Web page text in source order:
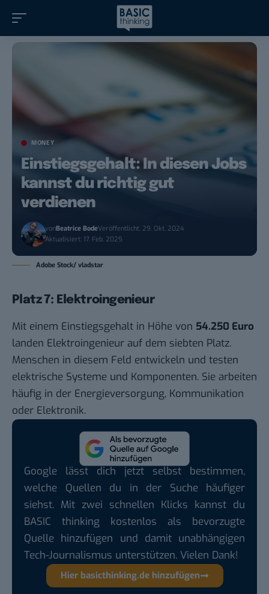
MONEY
Einstiegsgehalt: In diesen Jobs
kannst du richtig gut
verdienen
vonBeatrice BodeVeröffentlicht: 29. Okt. 2024
Aktualisiert: 17. Feb. 2025
Adobe Stock/ vladstar
Platz 7: Elektroingenieur
Mit einem Einstiegsgehalt in Höhe von 54.250 Euro
landen Elektroingenieur auf dem siebten Platz.
Menschen in diesem Feld entwickeln und testen
elektrische Systeme und Komponenten. Sie arbeiten
häufig in der Energieversorgung, Kommunikation
oder Elektronik.
Google lässt dich jetzt selbst bestimmen,
welche Quellen du in der Suche häufiger
siehst. Mit zwei schnellen Klicks kannst du
BASIC thinking kostenlos als bevorzugte
Quelle hinzufügen und damit unabhängigen
Tech-Journalismus unterstützen. Vielen Dank!
Hier basicthinking.de hinzufügen